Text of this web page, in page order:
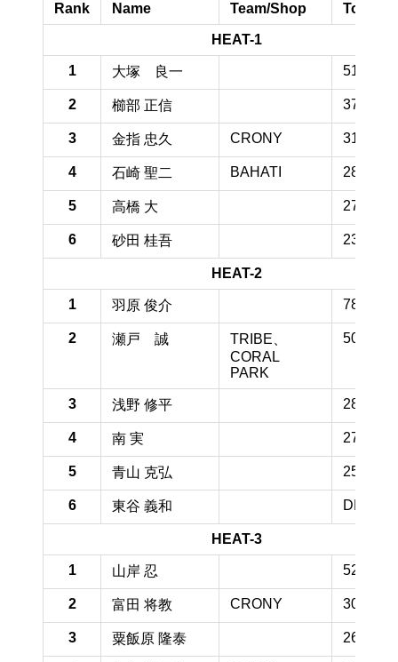
Rank Name Team/Shop
HEAT-1
1 大塚 良一 51.3 pt
2 櫛部 正信 37.5 pt
3 金指 忠久 CRONY 31.7 pt
4 石崎 聖二 BAHATI 28.3 pt
5 高橋 大 27.5 pt
6 砂田 桂吾 23.3 pt
HEAT-2
1 羽原 俊介 78.3 pt
2 瀬戸 誠
TRIBE、
CORAL
PARK
50.4 pt
3 浅野 修平 28.3 pt
4 南 実 27.5 pt
5 青山 克弘 25.8 pt
6 東谷 義和 DNS pt
HEAT-3
1 山岸 忍 52.9 pt
2 富田 将教 CRONY 30.8 pt
3 粟飯原 隆泰 26.3 pt